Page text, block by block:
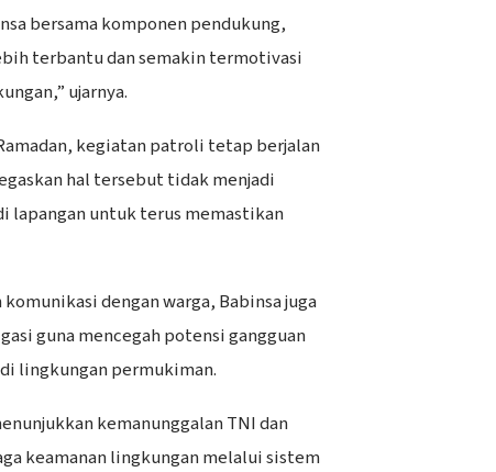
bersama komponen pendukung,
terbantu dan semakin termotivasi
ujarnya.
kegiatan patroli tetap berjalan
hal tersebut tidak menjadi
lapangan untuk terus memastikan
dengan warga, Babinsa juga
guna mencegah potensi gangguan
lingkungan permukiman.
kemanunggalan TNI dan
keamanan lingkungan melalui sistem